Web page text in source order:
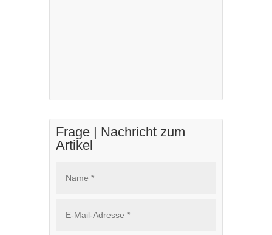
Frage | Nachricht zum
Artikel